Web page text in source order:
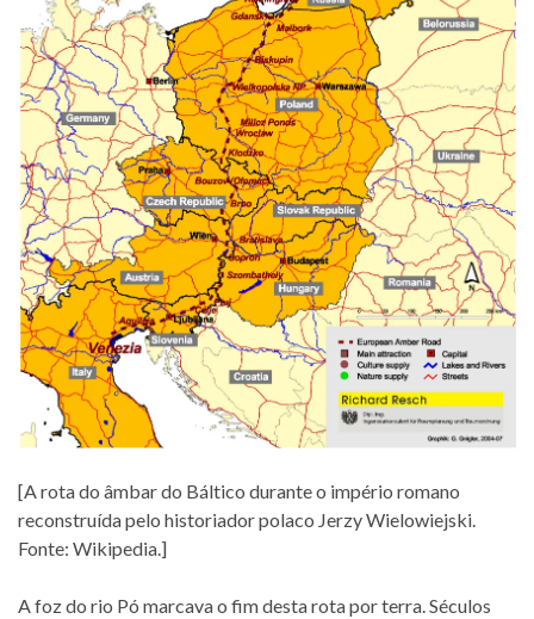
[A rota do âmbar do Báltico durante o império romano
reconstruída pelo historiador polaco Jerzy Wielowiejski.
Fonte: Wikipedia.]
A foz do rio Pó marcava o fim desta rota por terra. Séculos